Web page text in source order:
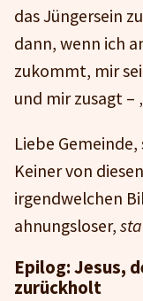
das Jüngersein
dann, wenn ich
zukommt, mir
und mir zusagt –
Liebe
Keiner von
irgendwelchen
ahnungsloser,
Epilog: Jesus,
zurückholt